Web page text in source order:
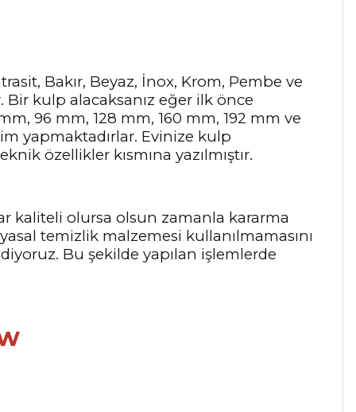
Bakır, Beyaz, İnox, Krom, Pembe ve
kulp alacaksanız eğer ilk önce
96 mm, 128 mm, 160 mm, 192 mm ve
yapmaktadırlar. Evinize kulp
özellikler kısmına yazılmıştır.
kaliteli olursa olsun zamanla kararma
temizlik malzemesi kullanılmamasını
Bu şekilde yapılan işlemlerde